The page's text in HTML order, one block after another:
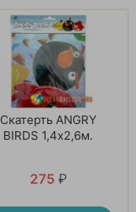
Скатерть ANGRY
BIRDS 1,4х2,6м.
275 ₽